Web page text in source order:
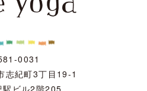
0031
志紀町3丁目19-1